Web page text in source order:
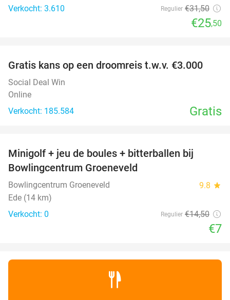
Verkocht: 3.610 Regulier €31,50
€25,50
Gratis kans op een droomreis t.w.v. €3.000
Social Deal Win
Online
Verkocht: 185.584
Gratis
NEW
TODAY
Minigolf + jeu de boules + bitterballen bij
Bowlingcentrum Groeneveld
Bowlingcentrum Groeneveld 9.8 star
Ede (14 km)
Verkocht: 0
Regulier €14,50
€7